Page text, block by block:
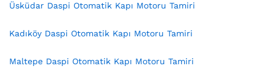
Üsküdar Daspi Otomatik Kapı Motoru Tamiri
Kadıköy Daspi Otomatik Kapı Motoru Tamiri
Maltepe Daspi Otomatik Kapı Motoru Tamiri